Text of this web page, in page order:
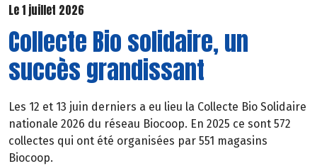
Le 1 juillet 2026
Collecte Bio solidaire, un
succès grandissant
Les 12 et 13 juin derniers a eu lieu la Collecte Bio Solidaire
nationale 2026 du réseau Biocoop. En 2025 ce sont 572
collectes qui ont été organisées par 551 magasins
Biocoop.